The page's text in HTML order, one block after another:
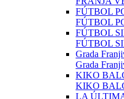
FÚTBOL
FÚTBOL
FÚTBOL
FÚTBOL
Grada
Grada
KIKO
KIKO
LA